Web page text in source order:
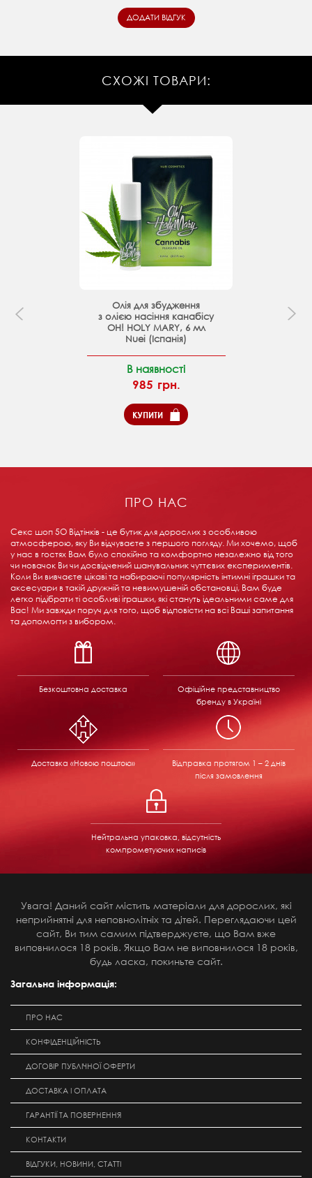
СХОЖІ ТОВАРИ:
Олія для збудження
з олією насіння канабісу
OH! HOLY MARY, 6 мл
Nuei (Іспанія)
В наявності
985 грн.
КУПИТИ
ПРО НАС
Секс шоп 5О Відтінків - це бутик для дорослих з особливою
атмосферою, яку Ви відчуваєте з першого погляду. Ми хочемо, щоб
у нас в гостях Вам було спокійно та комфортно незалежно від того
чи новачок Ви чи досвідчений шанувальник чуттєвих експериментів.
Коли Ви вивчаєте цікаві та набираючі популярність інтимні іграшки та
аксесуари в такій дружній та невимушеній обстановці, Вам буде
легко підібрати ті особливі іграшки, які стануть ідеальними саме для
Вас! Ми завжди поруч для того, щоб відповісти на всі Ваші запитання
та допомогти з вибором.
Безкоштовна доставка
Офіційне представництво
бренду в Україні
Доставка «Новою поштою» Відправка протягом 1 – 2 днів
після замовлення
Нейтральна упаковка, відсутність
компрометуючих написів
Увага! Даний сайт містить матеріали для дорослих, які
неприйнятні для неповнолітніх та дітей. Переглядаючи цей
сайт, Ви тим самим підтверджуєте, що Вам вже
виповнилося 18 років. Якщо Вам не виповнилося 18 років,
будь ласка, покиньте сайт.
Загальна інформація:
ПРО НАС
КОНФІДЕНЦІЙНІСТЬ
ДОГОВІР ПУБЛІЧНОЇ ОФЕРТИ
ДОСТАВКА І ОПЛАТА
ГАРАНТІЇ ТА ПОВЕРНЕННЯ
КОНТАКТИ
ВІДГУКИ, НОВИНИ, СТАТТІ